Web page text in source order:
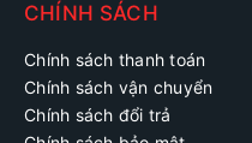
CHÍNH SÁCH
Chính sách thanh toán
Chính sách vận chuyển
Chính sách đổi trả